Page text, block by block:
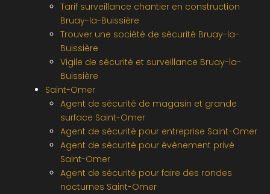
Tarif surveillance chantier en construction
Bruay-la-Buissière
Trouver une société de sécurité Bruay-la-
Buissière
Vigile de sécurité et surveillance Bruay-la-
Buissière
Saint-Omer
Agent de sécurité de magasin et grande
surface Saint-Omer
Agent de sécurité pour entreprise Saint-Omer
Agent de sécurité pour évènement privé
Saint-Omer
Agent de sécurité pour faire des rondes
nocturnes Saint-Omer